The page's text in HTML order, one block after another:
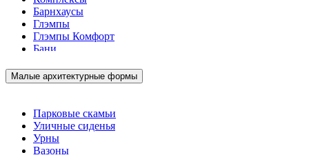
Барнхаусы
Глэмпы
Глэмпы Комфорт
Бани
Малые архитектурные формы
Парковые скамьи
Уличные сиденья
Урны
Вазоны